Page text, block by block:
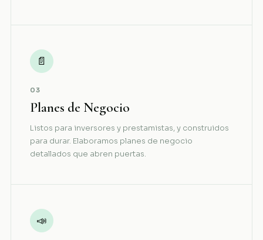
📄
03
Planes de Negocio
Listos para inversores y prestamistas, y construidos
para durar. Elaboramos planes de negocio
detallados que abren puertas.
📣